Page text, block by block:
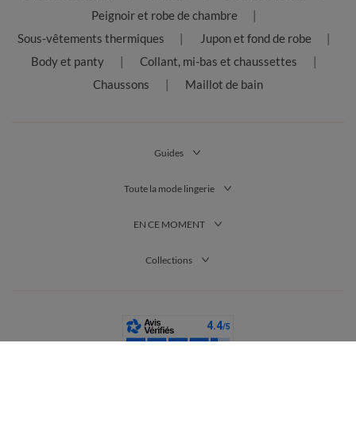
Peignoir et robe de chambre
Sous-vêtements thermiques
Jupon et fond de robe
Body et panty
Collant, mi-bas et chaussettes
Chaussons
Maillot de bain
Guides
Toute la mode lingerie
EN CE MOMENT
Collections